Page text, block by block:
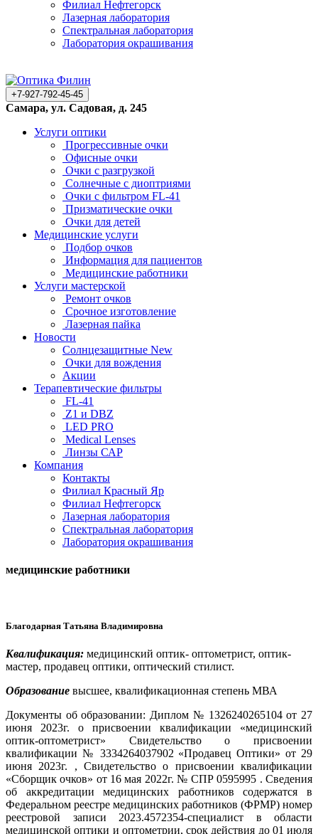
Филиал Нефтегорск
Лазерная лаборатория
Спектральная лаборатория
Лаборатория окрашивания
+7-927-792-45-45
Самара, ул. Садовая, д. 245
Услуги оптики
Прогрессивные очки
Офисные очки
Очки с разгрузкой
Солнечные с диоптриями
Очки с фильтром FL-41
Призматические очки
Очки для детей
Медицинские услуги
Подбор очков
Информация для пациентов
Медицинские работники
Услуги мастерской
Ремонт очков
Срочное изготовление
Лазерная пайка
Новости
Солнцезащитные New
Очки для вождения
Акции
Терапевтические фильтры
FL-41
Z1 и DBZ
LED PRO
Medical Lenses
Линзы САР
Компания
Контакты
Филиал Красный Яр
Филиал Нефтегорск
Лазерная лаборатория
Спектральная лаборатория
Лаборатория окрашивания
медицинские работники
Благодарная Татьяна Владимировна
Квалификация: медицинский оптик- оптометрист, оптик-
мастер, продавец оптики, оптический стилист.
Образование высшее, квалификационная степень МВА
Документы об образовании: Диплом № 1326240265104 от 27
июня 2023г. о присвоении квалификации «медицинский
оптик-оптометрист» Свидетельство о присвоении
квалификации № 3334264037902 «Продавец Оптики» от 29
июня 2023г. , Свидетельство о присвоении квалификации
«Сборщик очков» от 16 мая 2022г. № СПР 0595995 . Сведения
об аккредитации медицинских работников содержатся в
Федеральном реестре медицинских работников (ФРМР) номер
реестровой записи 2023.4572354-специалист в области
медицинской оптики и оптометрии, срок действия до 01 июля